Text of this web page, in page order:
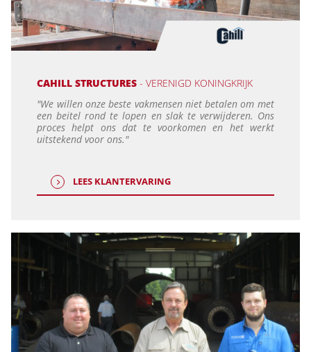
CAHILL STRUCTURES- VERENIGD KONINGKRIJK
"We willen onze beste vakmensen niet betalen om met
een beitel rond te lopen en slak te verwijderen. Ons
proces helpt ons dat te voorkomen en het werkt
uitstekend voor ons."
LEES KLANTERVARING